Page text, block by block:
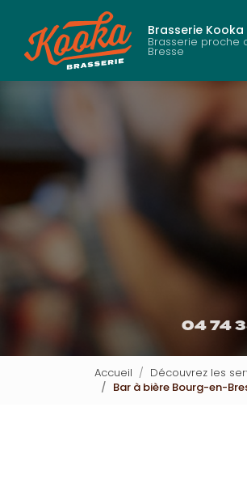
contenu
principal
Brasserie Kooka
Brasserie proche de Bourg-en-
Bresse
04 74
Accueil Découvrez les
Bar à bière Bourg-en-